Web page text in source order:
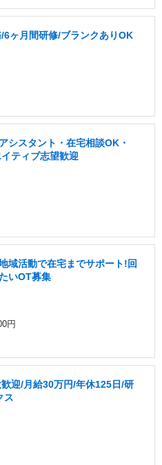
ヶ月間研修/ブランクありOK
シスタント・在宅相談OK・
ティブ志望歓迎
域活動で在宅までサポート!回
いOT募集
円
迎/月給30万円/年休125日/研
ス